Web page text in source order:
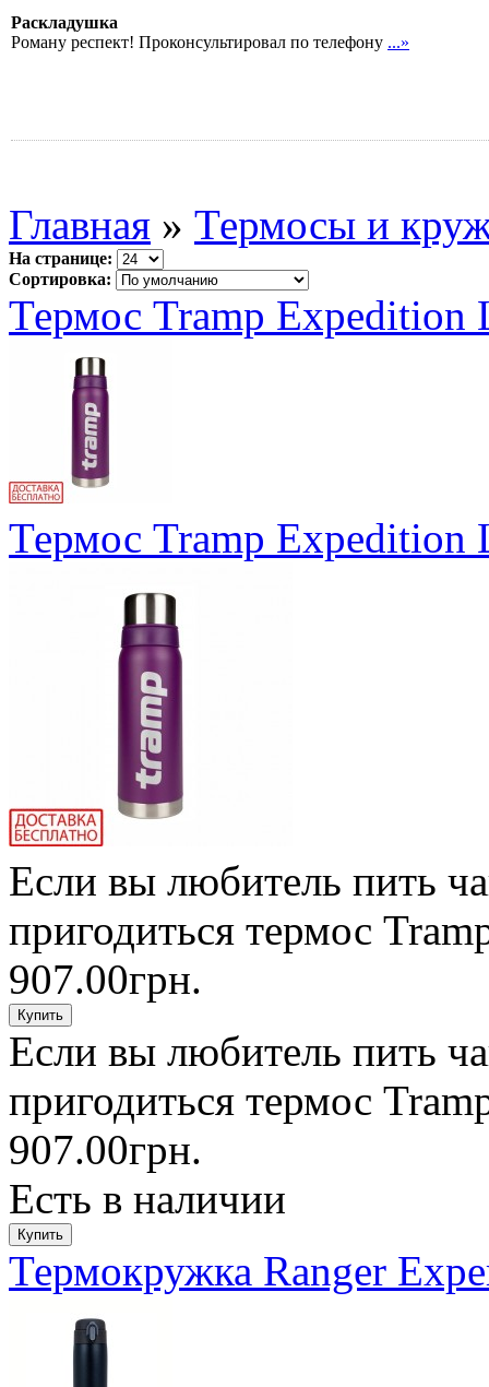
Раскладушка
Роману респект! Проконсультировал по телефону ...»
Главная » Термосы и
На странице:
Сортировка:
Термос Tramp Expedition
Термос Tramp Expedition
Если вы любитель пить
пригодиться термос
907.00грн.
Если вы любитель пить
пригодиться термос
907.00грн.
Есть в наличии
Термокружка Ranger